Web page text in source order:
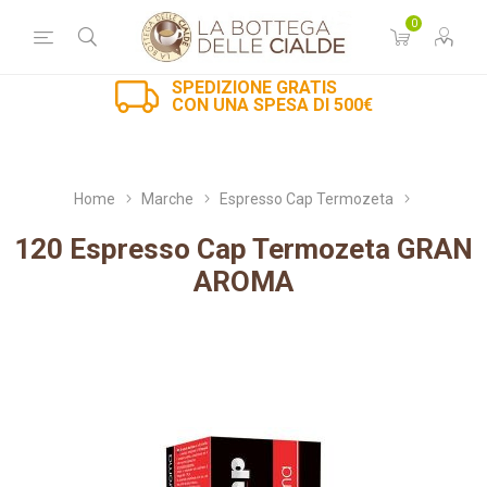
0
SPEDIZIONE GRATIS
CON UNA SPESA DI 500€
Home Marche Espresso Cap Termozeta
120 Espresso Cap Termozeta GRAN
AROMA